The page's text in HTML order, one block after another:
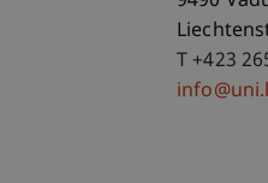
T +423